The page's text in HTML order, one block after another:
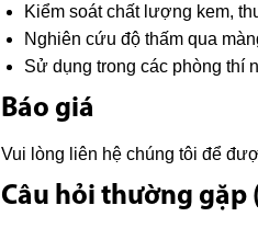
Kiểm soát chất lượng kem,
Nghiên cứu độ thấm qua
Sử dụng trong các phòng thí
Báo giá
Vui lòng liên hệ chúng tôi để
Câu hỏi thường gặp